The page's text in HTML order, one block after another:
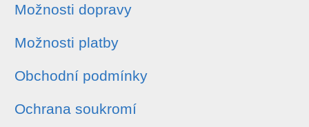
Možnosti dopravy
Možnosti platby
Obchodní podmínky
Ochrana soukromí